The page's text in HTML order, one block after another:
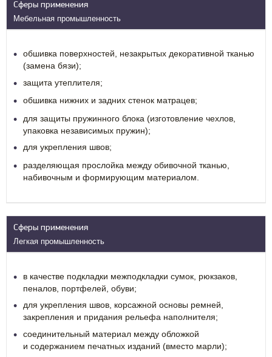
Сферы применения
Мебельная промышленность
обшивка поверхностей, незакрытых декоративной тканью
(замена бязи);
защита утеплителя;
обшивка нижних и задних стенок матрацев;
для защиты пружинного блока (изготовление чехлов,
упаковка независимых пружин);
для укрепления швов;
разделяющая прослойка между обивочной тканью,
набивочным и формирующим материалом.
Сферы применения
Легкая промышленность
в качестве подкладки межподкладки сумок, рюкзаков,
пеналов, портфелей, обуви;
для укрепления швов, корсажной основы ремней,
закрепления и придания рельефа наполнителя;
соединительный материал между обложкой
и содержанием печатных изданий (вместо марли);